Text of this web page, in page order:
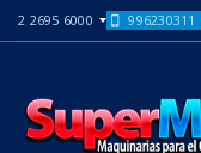
2 2695 6000 996230311